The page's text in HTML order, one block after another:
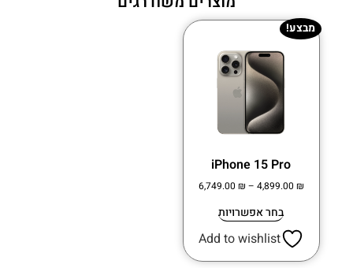
מבצע!
iPhone 15 Pro
4,899.00 ₪
–
6,749.00 ₪
בחר אפשרויות
Add to wishlist